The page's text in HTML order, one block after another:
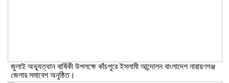
জুলাই অভ্যূত্থান বার্ষিকী উপলক্ষে কাঁচপুরে ইসলামী আন্দোলন বাংলাদেশ নারায়ণগঞ্জ
জেলার সমাবেশ অনুষ্ঠিত।